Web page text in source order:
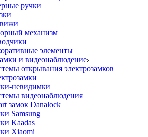
ручки
механизм
элементы
и видеонаблюдение
открывания электрозамков
невидимки
видеонаблюдения
замок Danalock
Samsung
Kaadas
Xiaomi